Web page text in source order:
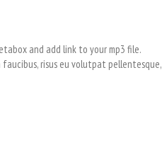
and add link to your mp3 file.
risus eu volutpat pellentesque,